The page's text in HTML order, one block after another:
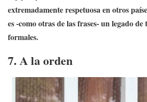
extremadamente respetuosa en otros
es -como otras de las frases- un legado de
formales.
7. A la orden